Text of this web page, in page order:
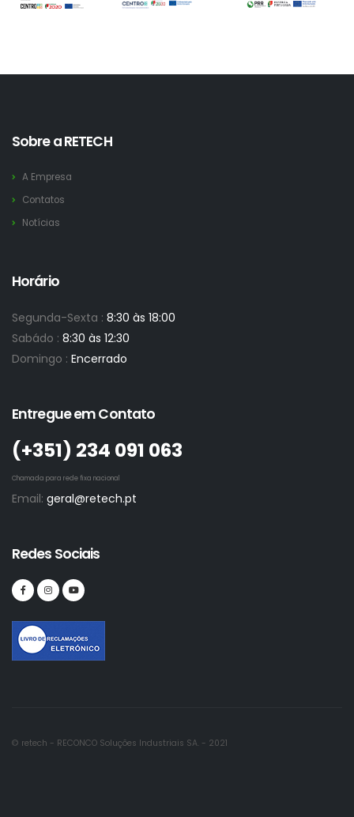
Sobre a RETECH
A Empresa
Contatos
Notícias
Horário
Segunda-Sexta : 8:30 às 18:00
Sabádo : 8:30 às 12:30
Domingo : Encerrado
Entregue em Contato
(+351)­ 234 091 063
Chamada para rede fixa nacional
Email: geral@retech.pt
Redes Sociais
© retech - RECONCO Soluções Industriais SA. - 2021